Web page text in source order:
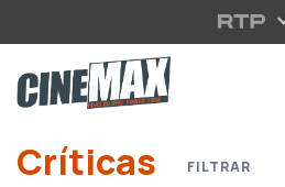
Saltar para o conteúdo principal
Críticas FILTRAR